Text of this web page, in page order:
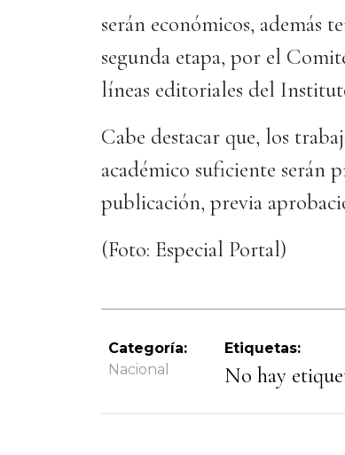
serán económicos, además
segunda etapa, por el
líneas editoriales del
Cabe destacar que, los
académico suficiente serán
publicación, previa
(Foto: Especial Portal)
Categoría:
Nacional
Etiquetas:
No hay